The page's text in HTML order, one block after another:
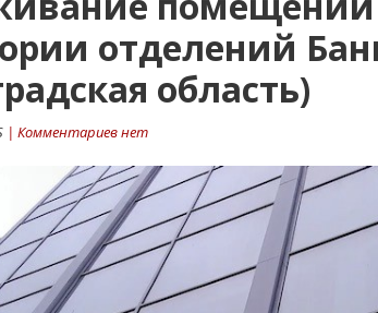
отделений
область)
| Комментариев нет